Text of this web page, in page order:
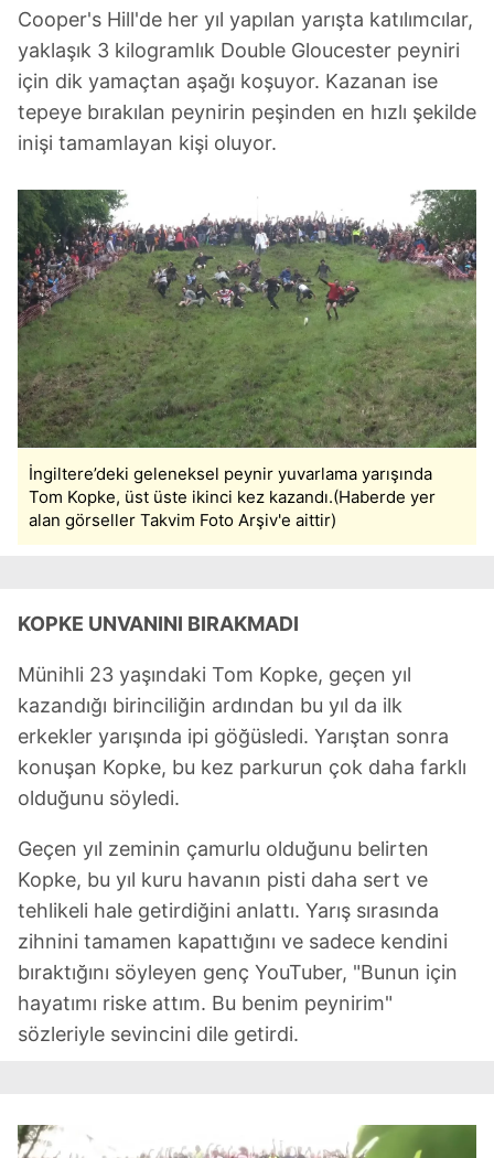
Cooper's Hill'de her yıl yapılan yarışta katılımcılar,
yaklaşık 3 kilogramlık Double Gloucester peyniri
için dik yamaçtan aşağı koşuyor. Kazanan ise
tepeye bırakılan peynirin peşinden en hızlı şekilde
inişi tamamlayan kişi oluyor.
İngiltere’deki geleneksel peynir yuvarlama yarışında
Tom Kopke, üst üste ikinci kez kazandı.(Haberde yer
alan görseller Takvim Foto Arşiv'e aittir)
KOPKE UNVANINI BIRAKMADI
Münihli 23 yaşındaki Tom Kopke, geçen yıl
kazandığı birinciliğin ardından bu yıl da ilk
erkekler yarışında ipi göğüsledi. Yarıştan sonra
konuşan Kopke, bu kez parkurun çok daha farklı
olduğunu söyledi.
Geçen yıl zeminin çamurlu olduğunu belirten
Kopke, bu yıl kuru havanın pisti daha sert ve
tehlikeli hale getirdiğini anlattı. Yarış sırasında
zihnini tamamen kapattığını ve sadece kendini
bıraktığını söyleyen genç YouTuber, "Bunun için
hayatımı riske attım. Bu benim peynirim"
sözleriyle sevincini dile getirdi.